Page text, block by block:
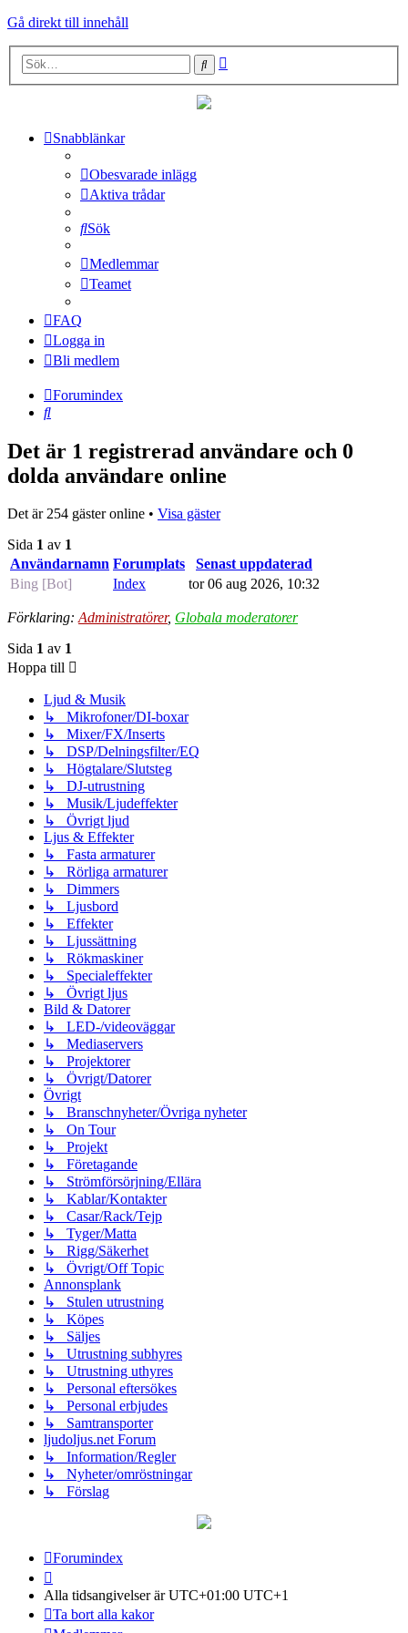
Gå direkt till innehåll
Sök
Snabblänkar
Obesvarade inlägg
Aktiva trådar
Sök
Medlemmar
Teamet
FAQ
Logga in
Bli medlem
Forumindex
Sök
Det är 1 registrerad användare och 0
dolda användare online
Det är 254 gäster online • Visa gäster
Sida 1 av 1
Användarnamn Forumplats
Senast uppdaterad
Bing [Bot]
Index tor 06 aug 2026, 10:32
Förklaring:Administratörer, Globala moderatorer
Sida 1 av 1
Hoppa till
Ljud & Musik
↳ Mikrofoner/DI-boxar
↳ Mixer/FX/Inserts
↳ DSP/Delningsfilter/EQ
↳ Högtalare/Slutsteg
↳ DJ-utrustning
↳ Musik/Ljudeffekter
↳ Övrigt ljud
Ljus & Effekter
↳ Fasta armaturer
↳ Rörliga armaturer
↳ Dimmers
↳ Ljusbord
↳ Effekter
↳ Ljussättning
↳ Rökmaskiner
↳ Specialeffekter
↳ Övrigt ljus
Bild & Datorer
↳ LED-/videoväggar
↳ Mediaservers
↳ Projektorer
↳ Övrigt/Datorer
Övrigt
↳ Branschnyheter/Övriga nyheter
↳ On Tour
↳ Projekt
↳ Företagande
↳ Strömförsörjning/Ellära
↳ Kablar/Kontakter
↳ Casar/Rack/Tejp
↳ Tyger/Matta
↳ Rigg/Säkerhet
↳ Övrigt/Off Topic
Annonsplank
↳ Stulen utrustning
↳ Köpes
↳ Säljes
↳ Utrustning subhyres
↳ Utrustning uthyres
↳ Personal eftersökes
↳ Personal erbjudes
↳ Samtransporter
ljudoljus.net Forum
↳ Information/Regler
↳ Nyheter/omröstningar
↳ Förslag
Forumindex
Alla tidsangivelser är UTC+01:00 UTC+1
Ta bort alla kakor